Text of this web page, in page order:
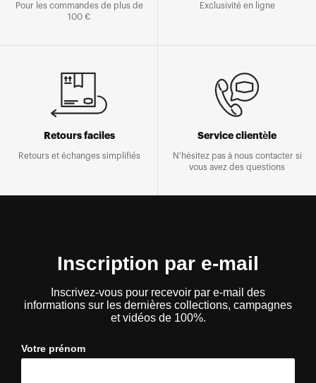
Pour les commandes de plus de
100 €
Exclusivité en ligne
Retours faciles
Retours et échanges simplifiés
Service clientèle
N'hésitez pas à nous contacter si
vous avez des questions
Inscription par e-mail
Inscrivez-vous pour recevoir par e-mail des
informations sur les dernières collections, campagnes
et vidéos de 100%.
Votre prénom